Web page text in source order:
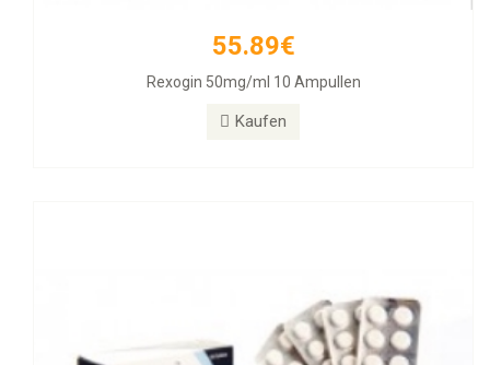
55.89€
Rexogin 50mg/ml 10 Ampullen
Kaufen
26.31€
Alphabol 10mg Tablets, 50 Tablets